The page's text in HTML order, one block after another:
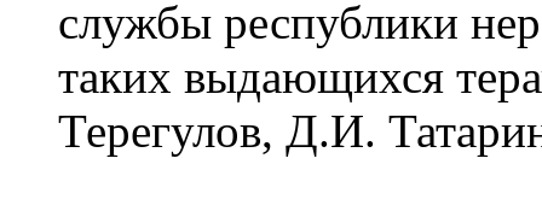
службы республики
таких выдающихся
Терегулов, Д.И.